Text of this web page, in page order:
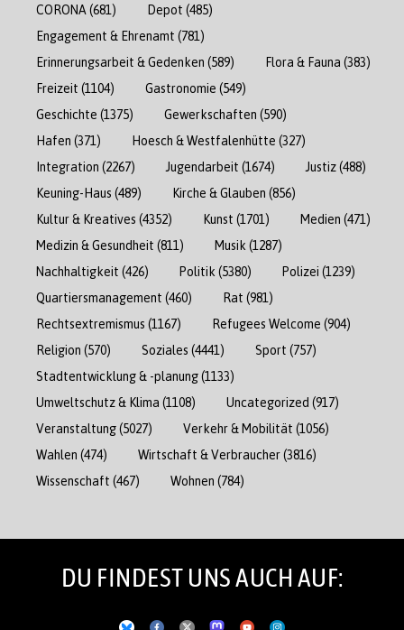
CORONA (681) Depot (485)
Engagement & Ehrenamt (781)
Erinnerungsarbeit & Gedenken (589) Flora & Fauna (383)
Freizeit (1104) Gastronomie (549)
Geschichte (1375) Gewerkschaften (590)
Hafen (371) Hoesch & Westfalenhütte (327)
Integration (2267) Jugendarbeit (1674) Justiz(488)
Keuning-Haus (489) Kirche & Glauben (856)
Kultur & Kreatives (4352) Kunst (1701) Medien (471)
Medizin & Gesundheit (811) Musik (1287)
Nachhaltigkeit (426) Politik (5380) Polizei (1239)
Quartiersmanagement (460) Rat (981)
Rechtsextremismus (1167) Refugees Welcome (904)
Religion (570) Soziales (4441) Sport (757)
Stadtentwicklung & -planung(1133)
Umweltschutz & Klima (1108) Uncategorized (917)
Veranstaltung(5027) Verkehr & Mobilität (1056)
Wahlen (474) Wirtschaft & Verbraucher(3816)
Wissenschaft (467) Wohnen (784)
DU FINDEST UNS AUCH AUF: